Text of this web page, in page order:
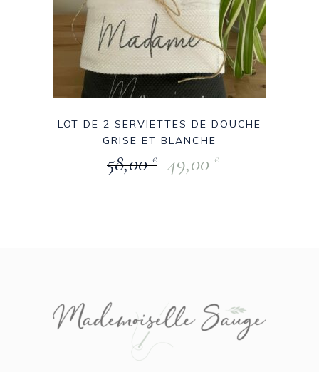
LOT DE 2 SERVIETTES DE DOUCHE
GRISE ET BLANCHE
58,00€ 49,00 €